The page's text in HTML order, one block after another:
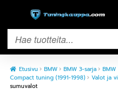
Etusivu BMW BMW 3-sarja
Compact tuning (1991-1998)
Valot ja
sumuvalot